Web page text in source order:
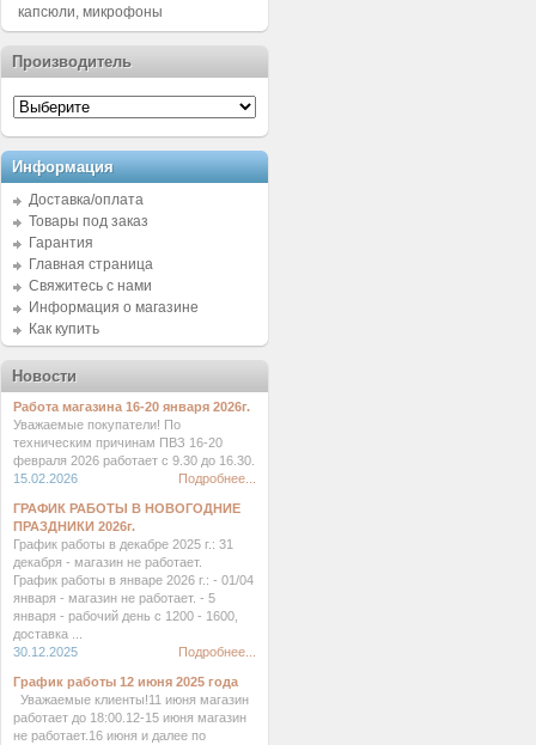
капсюли, микрофоны
Производитель
Информация
Доставка/оплата
Товары под заказ
Гарантия
Главная страница
Свяжитесь с нами
Информация о магазине
Как купить
Новости
Работа магазина 16-20 января 2026г.
Уважаемые покупатели! По
техническим причинам ПВЗ 16-20
февраля 2026 работает с 9.30 до 16.30.
15.02.2026
Подробнее...
ГРАФИК РАБОТЫ В НОВОГОДНИЕ
ПРАЗДНИКИ 2026г.
График работы в декабре 2025 г.: 31
декабря - магазин не работает.
График работы в январе 2026 г.: - 01/04
января - магазин не работает. - 5
января - рабочий день с 1200 - 1600,
доставка ...
30.12.2025
Подробнее...
График работы 12 июня 2025 года
Уважаемые клиенты!11 июня магазин
работает до 18:00.12-15 июня магазин
не работает.16 июня и далее по